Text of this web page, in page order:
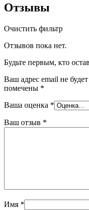
Отзывы
Очистить фильтр
Отзывов пока нет.
Будьте первым, кто
Ваш адрес email не
помечены *
Ваша оценка *
Ваш отзыв *
Имя *